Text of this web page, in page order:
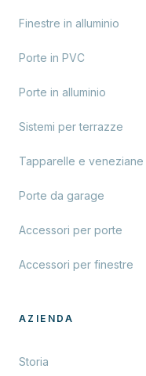
Finestre in alluminio
Porte in PVC
Porte in alluminio
Sistemi per terrazze
Tapparelle e veneziane
Porte da garage
Accessori per porte
Accessori per finestre
AZIENDA
Storia